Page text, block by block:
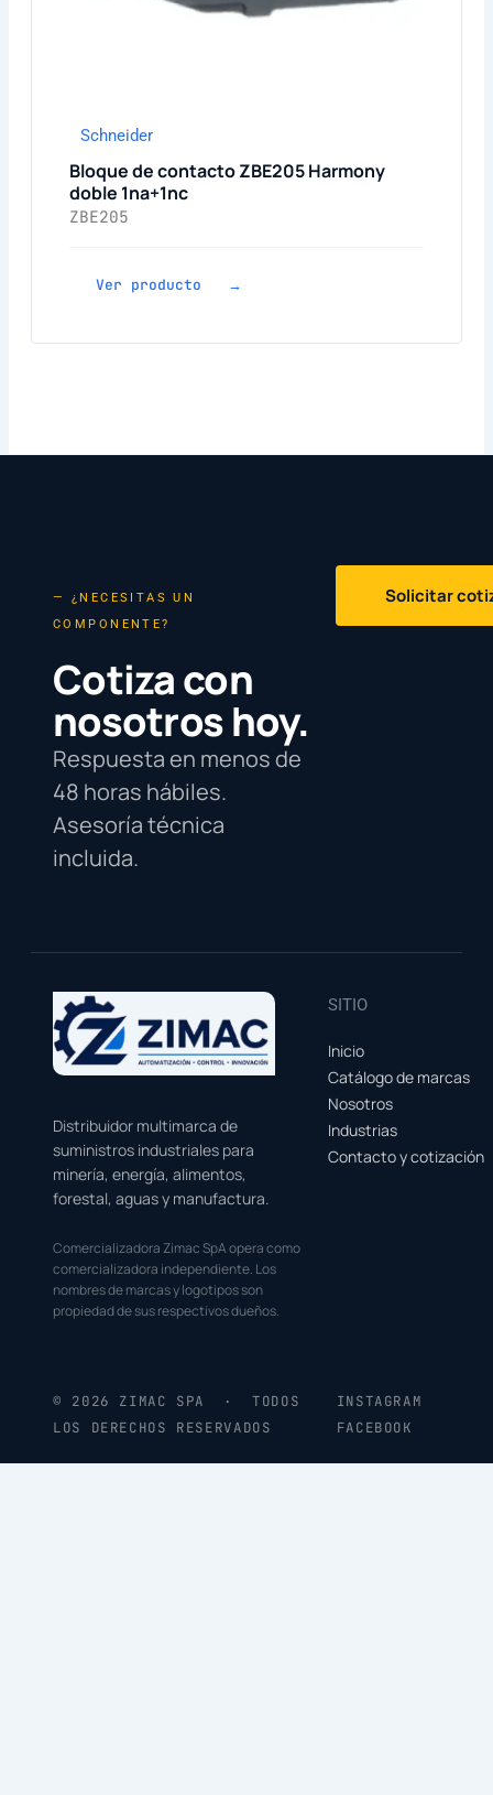
Schneider
Bloque de contacto ZBE205 Harmony
doble 1na+1nc
ZBE205
Ver producto →
— ¿NECESITAS UN
COMPONENTE?
Cotiza con
nosotros hoy.
Respuesta en menos de
48 horas hábiles.
Asesoría técnica
incluida.
Solicitar
Distribuidor multimarca de
suministros industriales para
minería, energía, alimentos,
forestal, aguas y manufactura.
Comercializadora Zimac SpA opera como
comercializadora independiente. Los
nombres de marcas y logotipos son
propiedad de sus respectivos dueños.
SITIO
Inicio
Catálogo de marcas
Nosotros
Industrias
Contacto y cotización
© 2026 ZIMAC SPA · TODOS
LOS DERECHOS RESERVADOS
INSTAGRAM
FACEBOOK